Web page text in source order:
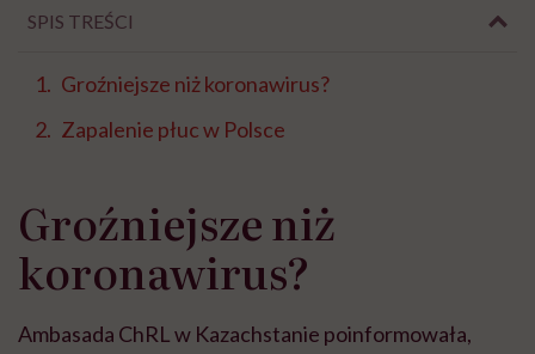
SPIS TREŚCI
Groźniejsze niż koronawirus?
Zapalenie płuc w Polsce
Groźniejsze niż
koronawirus?
Ambasada ChRL w Kazachstanie poinformowała,